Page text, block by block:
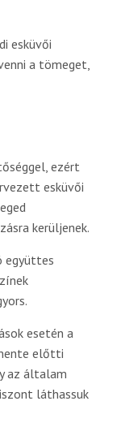
esküvői
a tömeget,
ezért
esküvői
kerüljenek.
együttes
esetén a
előtti
az általam
láthassuk